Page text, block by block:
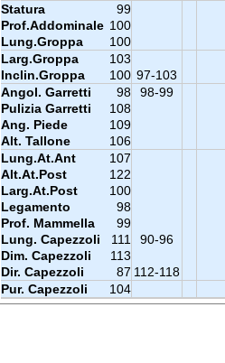
Statura
99
Prof.Addominale 100
Lung.Groppa
100
Larg.Groppa
103
Inclin.Groppa
100 97-103
Angol. Garretti
98
98-99
Pulizia Garretti
108
Ang. Piede
109
Alt. Tallone
106
Lung.At.Ant
107
Alt.At.Post
122
Larg.At.Post
100
Legamento
98
Prof. Mammella
99
Lung. Capezzoli
111
90-96
Dim. Capezzoli
113
Dir. Capezzoli
87 112-118
Pur. Capezzoli
104